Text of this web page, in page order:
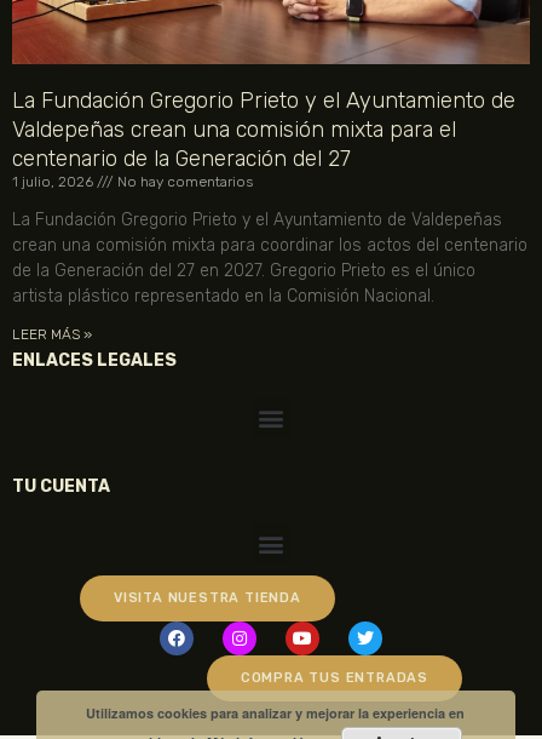
La Fundación Gregorio Prieto y el Ayuntamiento de
Valdepeñas crean una comisión mixta para el
centenario de la Generación del 27
1 julio, 2026 No hay comentarios
La Fundación Gregorio Prieto y el Ayuntamiento de Valdepeñas
crean una comisión mixta para coordinar los actos del centenario
de la Generación del 27 en 2027. Gregorio Prieto es el único
artista plástico representado en la Comisión Nacional.
LEER MÁS »
ENLACES LEGALES
TU CUENTA
VISITA NUESTRA TIENDA
COMPRA TUS ENTRADAS
Utilizamos cookies para analizar y mejorar la experiencia en